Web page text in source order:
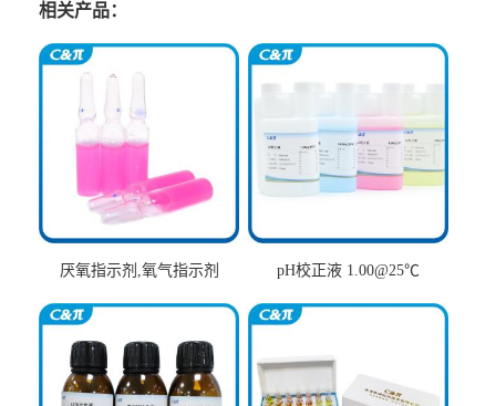
相关产品：
厌氧指示剂,氧气指示剂 pH校正液 1.00@25℃